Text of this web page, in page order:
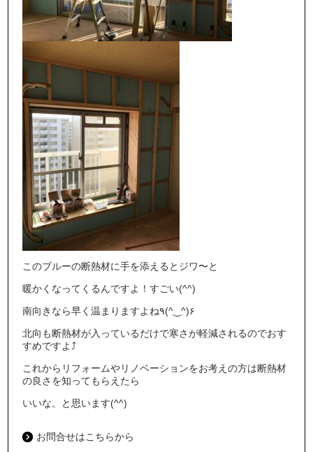
このブルーの断熱材に手を添えるとジワ〜と
暖かくなってくるんですよ！すごい(^^)
南向きなら早く温まりますよね٩(^‿^)۶
北向も断熱材が入っているだけで寒さが軽減されるのでおす
すめですよ⤴︎
これからリフォームやリノベーションをお考えの方は断熱材
の良さを知ってもらえたら
いいな。と思います(^^)
お問合せはこちらから